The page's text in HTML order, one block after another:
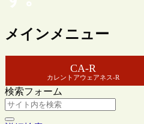
メインメニュー
CA-R
カレントアウェアネス-R
検索フォーム